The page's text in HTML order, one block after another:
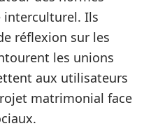
interculturel. Ils
réflexion sur les
les unions
aux utilisateurs
matrimonial face